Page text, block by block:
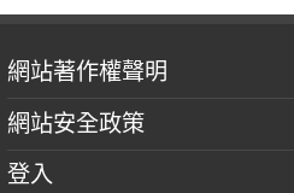
網站著作權聲明
網站安全政策
登入